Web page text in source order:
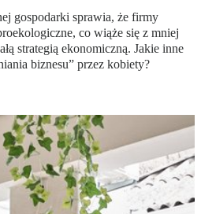
gospodarki sprawia, że firmy
co wiąże się z mniej
strategią ekonomiczną. Jakie inne
biznesu” przez kobiety?